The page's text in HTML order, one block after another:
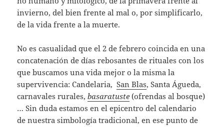
invierno, del bien frente al mal o, por simplificarlo,
de la vida frente a la muerte.
No es casualidad que el 2 de febrero coincida en una
concatenación de días rebosantes de rituales con los
que buscamos una vida mejor o la misma la
supervivencia: Candelaria,San Blas, Santa Águeda,
carnavales rurales,basaratuste (ofrendas al bosque)
… Sin duda estamos en el epicentro del calendario
de nuestra simbología tradicional, en ese punto de